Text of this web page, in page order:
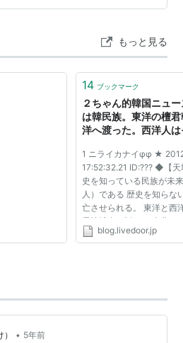
場では、中国人である箕子や衛
、何が何でも「朝鮮人による古
ならない。そこで唯一の文献記
て実在性を与えよう…
もっと見る
14 ブックマーク
２ちゃん的韓国ニュ
は韓民族。東洋の檀
洋へ渡った。西洋人
1 ニライカナイφφ ★
17:52:32.21 ID:??? ◆【
史を知っている民族が未
人）である 歴史を知らな
亡させられる。 東洋と西
霜院博士の話だ。 東北ア
朝鮮を除外してしまうと
blog.livedoor.jp
• 5年前